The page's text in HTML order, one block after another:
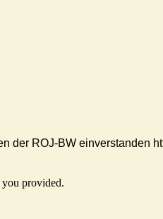
der ROJ-BW einverstanden
you provided.